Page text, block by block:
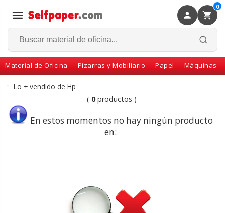
0
Material de Oficina Pizarras y Mobiliario Papel Máquinas
Volver
↑Lo + vendido de Hp
( 0productos )
En estos momentos no hay ningún producto
en: